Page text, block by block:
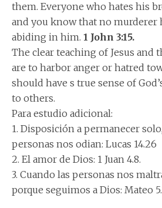
them. Everyone who hates his
and you know that no murderer
abiding in him. 1 John 3:15.
The clear teaching of Jesus and
are to harbor anger or hatred
should have s true sense of
to others.
Para estudio adicional:
1. Disposición a permanecer
personas nos odian: Lucas 14.26
2. El amor de Dios: 1 Juan 4.8.
3. Cuando las personas nos
porque seguimos a Dios: Mateo